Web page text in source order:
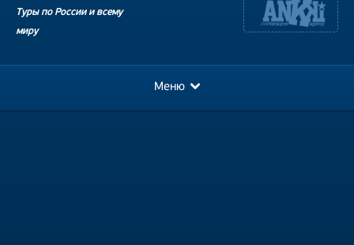
Туры по России и всему
миру
Меню